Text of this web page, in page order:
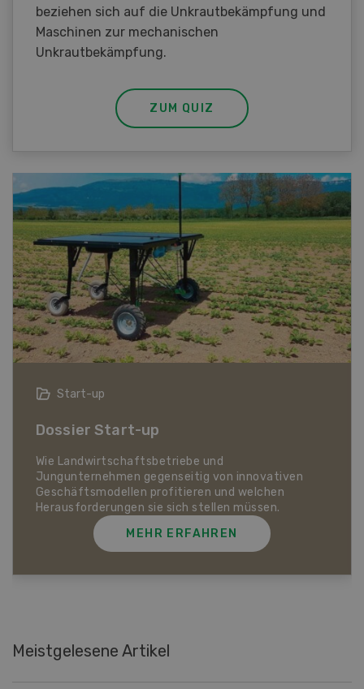
beziehen sich auf die Unkrautbekämpfung und
Maschinen zur mechanischen
Unkrautbekämpfung.
ZUM QUIZ
Start-up
Start-up
Landwirtschaftsbetriebe und
gegenseitig von innovativen
profitieren und welchen
sie sich stellen müssen.
MEHR ERFAHREN
Meistgelesene Artikel